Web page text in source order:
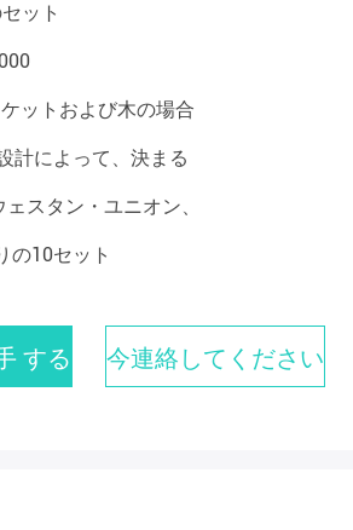
ット
ットおよび木の場合
計によって、決まる
スタン・ユニオン、
の10セット
する 今連絡してください